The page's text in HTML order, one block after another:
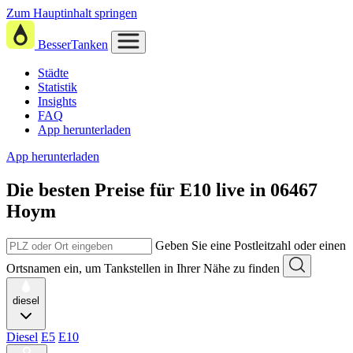
Zum Hauptinhalt springen
BesserTanken
Städte
Statistik
Insights
FAQ
App herunterladen
App herunterladen
Die besten Preise für E10 live in 06467
Hoym
Geben Sie eine Postleitzahl oder einen
Ortsnamen ein, um Tankstellen in Ihrer Nähe zu finden
diesel
Diesel E5 E10